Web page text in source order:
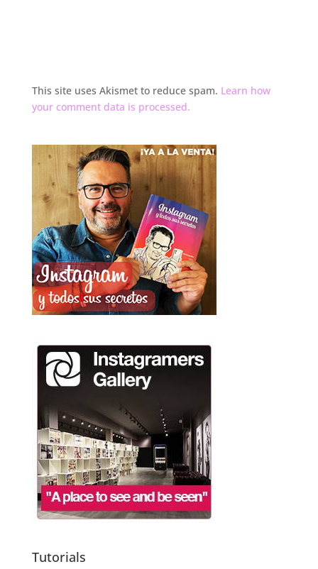
This site uses Akismet to reduce spam. Learn how
your comment data is processed.
Tutorials